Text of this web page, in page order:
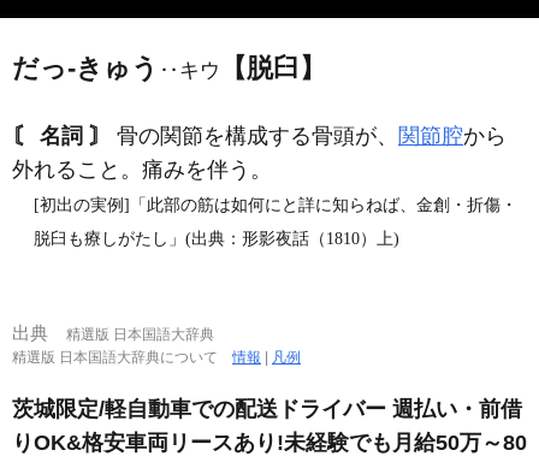
だっ‐きゅう ‥キウ 【脱臼】
〘 名詞 〙 骨の関節を構成する骨頭が、 関節腔から
外れること。痛みを伴う。
[初出の実例]「此部の筋は如何にと詳に知らねば、金創・折傷・
脱臼も療しがたし」(出典：形影夜話（1810）上)
出典
精選版 日本国語大辞典
精選版 日本国語大辞典について情報 | 凡例
茨城限定/軽自動車での配送ドライバー 週払い・前借
りOK&格安車両リースあり!未経験でも月給50万～80